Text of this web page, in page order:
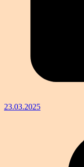
23.03.2025